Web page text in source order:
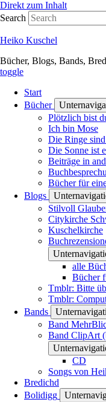
Direkt zum Inhalt
Search
Heiko Kuschel
Bücher, Blogs, Bands,
toggle
Start
Bücher
Plötzlich bist
Ich bin Mose
Die Ringe
Die Sonne ist
Beiträge in
Bücher für
Blogs
Stilvoll
Citykirche
Kuschelkirche
alle
Bücher
Tmblr: Bitte
Tmblr:
Bands
Band
Band ClipArt
CD
Songs von
Bredichd
Bolidigg